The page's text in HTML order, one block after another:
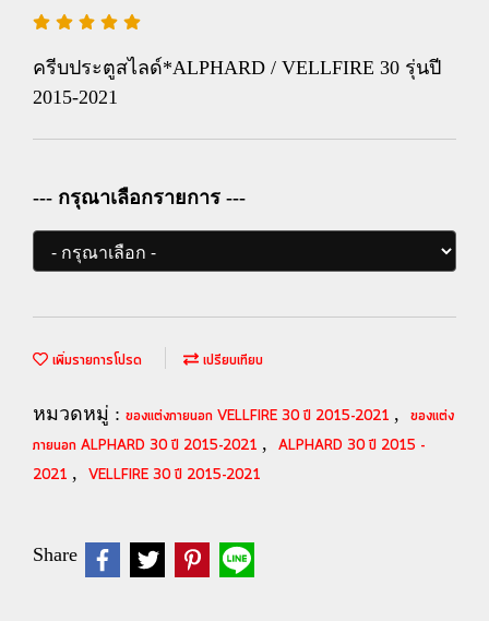
ครีบประตูสไลด์*ALPHARD / VELLFIRE 30 รุ่นปี
2015-2021
--- กรุณาเลือกรายการ ---
เพิ่มรายการโปรด เปรียบเทียบ
หมวดหมู่ : ของแต่งภายนอก VELLFIRE 30 ปี 2015-2021 , ของแต่ง
ภายนอก ALPHARD 30 ปี 2015-2021 , ALPHARD 30 ปี 2015 -
2021 , VELLFIRE 30 ปี 2015-2021
Share